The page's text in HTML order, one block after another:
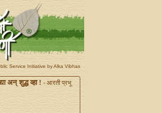
Service Initiative by Alka Vibhas
अन्‌ शुद्ध व्हा ! - आरती प्रभू